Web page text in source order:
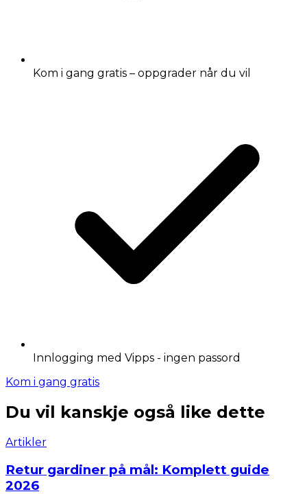
Kom i gang gratis – oppgrader når du vil
Innlogging med Vipps - ingen passord
Kom i gang gratis
Du vil kanskje også like dette
Artikler
Retur gardiner på mål: Komplett guide
2026